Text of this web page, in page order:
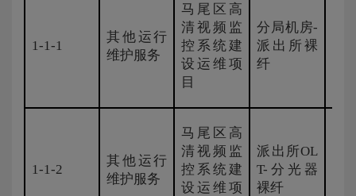
1-1-1
其他运行
维护服务
马尾区高
清视频监
控系统建
设运维项
目
分局机房-
派出所裸
纤
1-1-2
其他运行
维护服务
马尾区高
清视频监
控系统建
设运维项
派出所OL
T-分光器
裸纤